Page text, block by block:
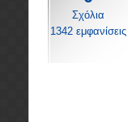
Σχόλια
1342 εμφανίσεις